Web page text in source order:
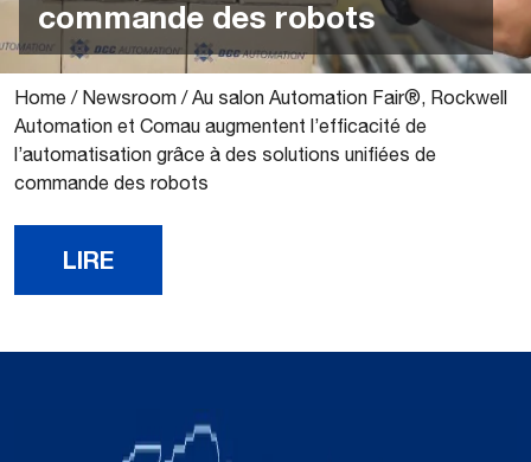
commande des robots
Home / Newsroom /Au salon Automation Fair®, Rockwell
Automation et Comau augmentent l’efficacité de
l’automatisation grâce à des solutions unifiées de
commande des robots
LIRE